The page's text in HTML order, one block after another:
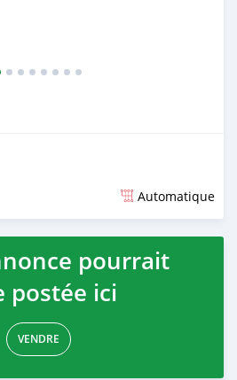
Automatique
pourrait
postée ici
VENDRE